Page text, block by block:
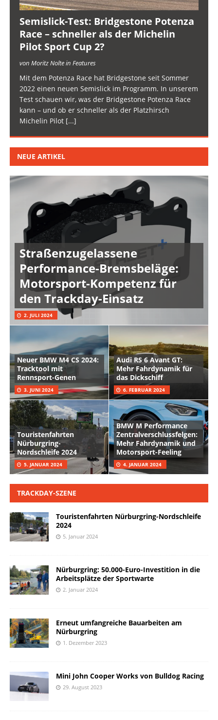
Semislick-Test: Bridgestone Potenza
Race – schneller als der Michelin
Pilot Sport Cup 2?
von Moritz Nolte in Features
Mit dem Potenza Race hat Bridgestone seit Sommer
2022 einen neuen Semislick im Programm. In unserem
Test schauen wir, was der Bridgestone Potenza Race
kann – und ob er schneller als der Platzhirsch
Michelin Pilot [...]
NEUE ARTIKEL
Straßenzugelassene
Performance-Bremsbeläge:
Motorsport-Kompetenz für
den Trackday-Einsatz
2. JULI 2024
Neuer BMW M4 CS 2024:
Tracktool mit
Rennsport-Genen
3. JUNI 2024
Audi RS 6 Avant GT:
Mehr Fahrdynamik für
das Dickschiff
6. FEBRUAR 2024
Touristenfahrten
Nürburgring-
Nordschleife 2024
5. JANUAR 2024
BMW M Performance
Zentralverschlussfelgen:
Mehr Fahrdynamik und
Motorsport-Feeling
4. JANUAR 2024
TRACKDAY-SZENE
Touristenfahrten Nürburgring-Nordschleife
2024
5. Januar 2024
Nürburgring: 50.000-Euro-Investition in die
Arbeitsplätze der Sportwarte
2. Januar 2024
Erneut umfangreiche Bauarbeiten am
Nürburgring
1. Dezember 2023
Mini John Cooper Works von Bulldog Racing
29. August 2023